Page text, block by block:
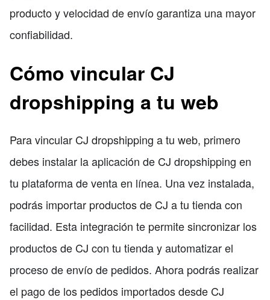
producto y velocidad de envío garantiza una mayor
confiabilidad.
Cómo vincular CJ
dropshipping a tu web
Para vincular CJ dropshipping a tu web, primero
debes instalar la aplicación de CJ dropshipping en
tu plataforma de venta en línea. Una vez instalada,
podrás importar productos de CJ a tu tienda con
facilidad. Esta integración te permite sincronizar los
productos de CJ con tu tienda y automatizar el
proceso de envío de pedidos. Ahora podrás realizar
el pago de los pedidos importados desde CJ